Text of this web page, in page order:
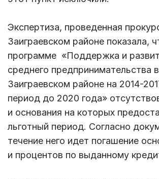
Экспертиза, проведенная
Заиграевском районе показала,
программе «Поддержка и
среднего предпринимательства в
Заиграевском районе на 2014-
период до 2020 года»
и основания на которых
льготный период. Согласно
течение него идет погашение
и процентов по выданному